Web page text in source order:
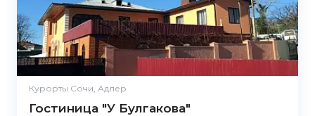
Курорты Сочи, Адлер
Гостиница "У Булгакова"